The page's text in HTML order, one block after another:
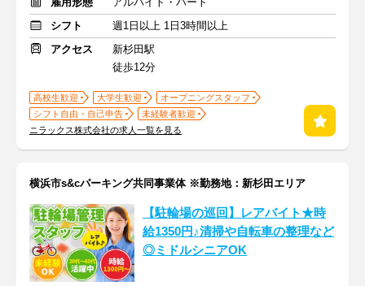
シフト
週1日以上 1日3時間以上
アクセス
新杉田駅
徒歩12分
高校生歓迎 大学生歓迎
オープニングスタッフ
シフト自由・自己申告
未経験者歓迎
ニラックス株式会社の求人一覧を見る
横浜市s&cパーキング共同事業体 ※勤務地：新杉田エリア
【駐輪場の巡回】レアバイト★時
給1350円♪清掃や自転車の整理など
◎ミドルシニアOK